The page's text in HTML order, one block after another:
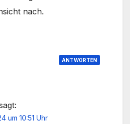
nach.
ANTWORTEN
um 10:51 Uhr